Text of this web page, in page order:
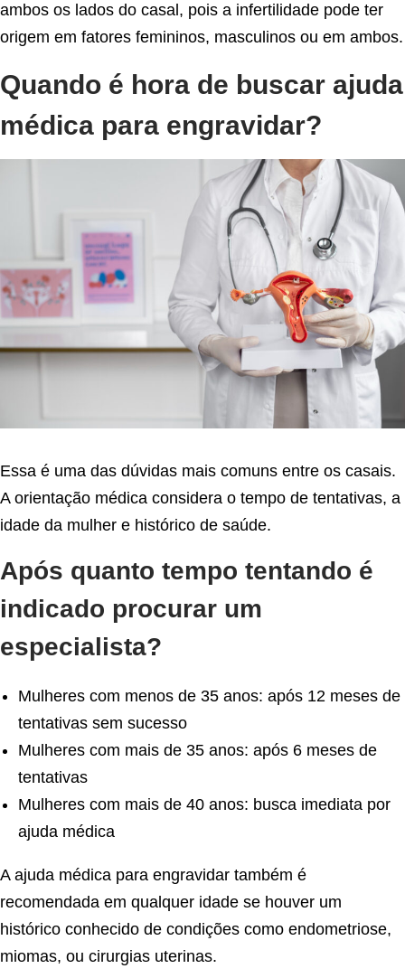
ambos os lados do casal, pois a infertilidade pode ter
origem em fatores femininos, masculinos ou em ambos.
Quando é hora de buscar ajuda
médica para engravidar?
Essa é uma das dúvidas mais comuns entre os casais.
A orientação médica considera o tempo de tentativas, a
idade da mulher e histórico de saúde.
Após quanto tempo tentando é
indicado procurar um
especialista?
Mulheres com menos de 35 anos: após 12 meses de
tentativas sem sucesso
Mulheres com mais de 35 anos: após 6 meses de
tentativas
Mulheres com mais de 40 anos: busca imediata por
ajuda médica
A ajuda médica para engravidar também é
recomendada em qualquer idade se houver um
histórico conhecido de condições como endometriose,
miomas, ou cirurgias uterinas.